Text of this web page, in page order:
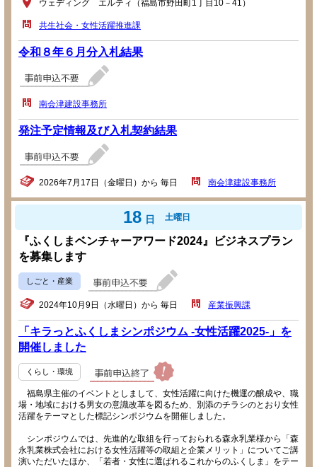
ウェディング エルティ（福島市野田町1丁目10－41）
共生社会・女性活躍推進課
令和８年６月分入札結果
南会津建設事務所
発注予定情報及び入札契約結果
2026年7月17日（金曜日）から 毎日 南会津建設事務所
18 日 土曜日
『ふくしまベンチャーアワード2024』ビジネスプラン
を募集します
しごと・産業
2024年10月9日（水曜日）から 毎日 産業振興課
「キラっとふくしまシンポジウム -女性活躍2025-」を
開催しました
くらし・環境
福島県主催のイベントとしまして、女性活躍に向けた機運の醸成や、職
場・地域における男女の意識改革を図るため、別添のチラシのとおり女性
活躍をテーマとした標記シンポジウムを開催しました。
シンポジウムでは、先進的な取組を行っておられる森永乳業様から「森
永乳業株式会社における女性活躍等の取組と企業メリット」についてご講
演いただいたほか、「若者・女性に選ばれるこれからのふくしま」をテー